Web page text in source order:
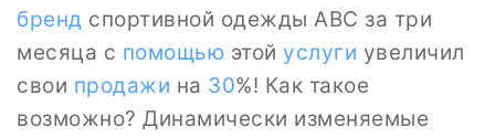
бренд спортивной одежды ABC за три
месяца с помощью этой услуги увеличил
свои продажи на 30%! Как такое
возможно? Динамически изменяемые